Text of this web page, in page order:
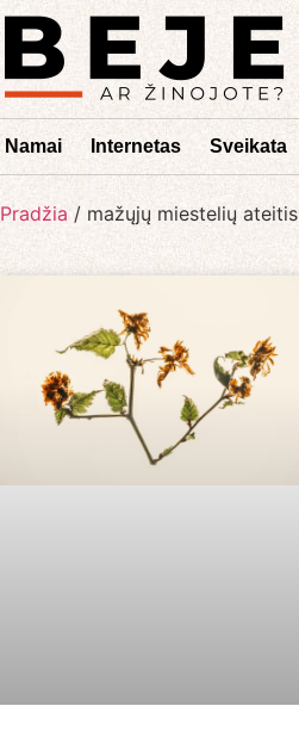
Namai Internetas Sveikata
Pradžia / mažųjų miestelių ateitis